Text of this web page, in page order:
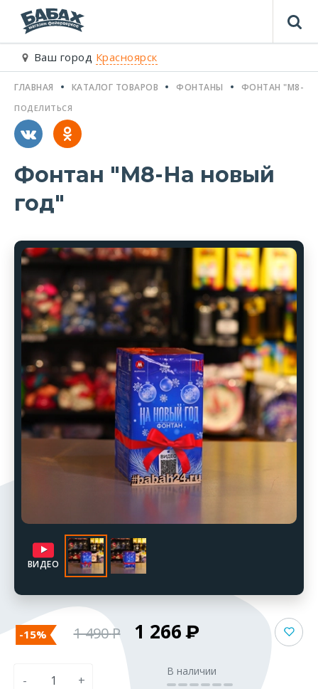
Ваш город Красноярск
ГЛАВНАЯ КАТАЛОГ ТОВАРОВ ФОНТАНЫ ФОНТАН "М8-
Фонтан "М8-На новый
год"
ПОДЕЛИТЬСЯ
ВИДЕО
-15% 1 490 1 266
- +
В наличии